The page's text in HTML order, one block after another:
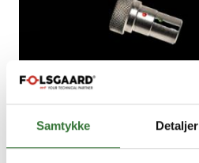
Samtykke Detaljer